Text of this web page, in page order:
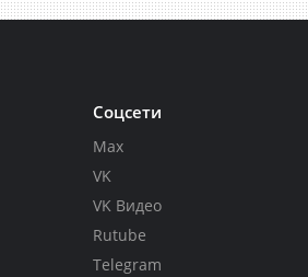
Соцсети
Max
VK
VK Видео
Rutube
Telegram